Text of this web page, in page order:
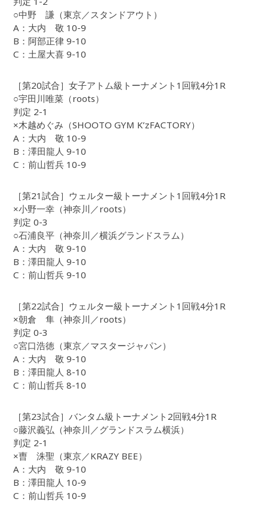
○中野 謙（東京／スタンドアウト）
A：大内 敬 10-9
B：阿部正律 9-10
C：土屋大喜 9-10
［第20試合］女子アトム級トーナメント1回戦4分1R
○宇田川唯菜（roots）
判定 2-1
×木越めぐみ（SHOOTO GYM K’zFACTORY）
A：大内 敬 10-9
B：澤田龍人 9-10
C：前山哲兵 10-9
［第21試合］ウェルター級トーナメント1回戦4分1R
×小野一幸（神奈川／roots）
判定 0-3
○石浦良平（神奈川／横浜グランドスラム）
A：大内 敬 9-10
B：澤田龍人 9-10
C：前山哲兵 9-10
［第22試合］ウェルター級トーナメント1回戦4分1R
×朝倉 隼（神奈川／roots）
判定 0-3
○宮口浩徳（東京／マスタージャパン）
A：大内 敬 9-10
B：澤田龍人 8-10
C：前山哲兵 8-10
［第23試合］バンタム級トーナメント2回戦4分1R
○藤沢義弘（神奈川／グランドスラム横浜）
判定 2-1
×曺 洙聖（東京／KRAZY BEE）
A：大内 敬 9-10
B：澤田龍人 10-9
C：前山哲兵 10-9